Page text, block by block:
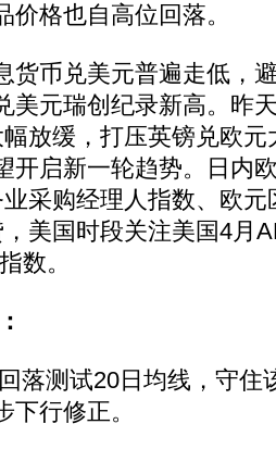
格也自高位回落。
币兑美元普遍走低，
美元瑞创纪录新高。昨
放缓，打压英镑兑欧
开启新一轮趋势。日内
采购经理人指数、欧
美国时段关注美国4月
数。
测试20日均线，守住
行修正。